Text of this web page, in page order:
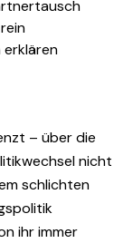
– über die
nicht
schlichten
ihr immer